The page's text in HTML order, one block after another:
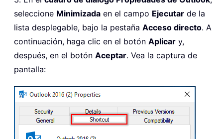
seleccione Minimizada en el campo Ejecutar de la
lista desplegable, bajo la pestaña Acceso directo. A
continuación, haga clic en el botón Aplicar y,
después, en el botón Aceptar. Vea la captura de
pantalla: